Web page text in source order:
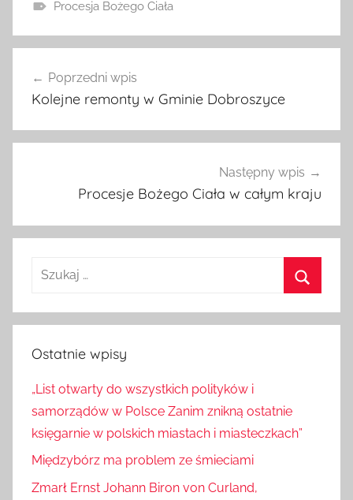
Procesja Bożego Ciała
wpisu
Poprzedni wpis
Kolejne remonty w Gminie Dobroszyce
Następny wpis
Procesje Bożego Ciała w całym kraju
Szukaj:
Ostatnie wpisy
„List otwarty do wszystkich polityków i
samorządów w Polsce Zanim znikną ostatnie
księgarnie w polskich miastach i miasteczkach”
Międzybórz ma problem ze śmieciami
Zmarł Ernst Johann Biron von Curland,